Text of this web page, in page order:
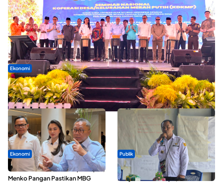
Ekonomi
Seminar di Ternate, Mendes Perkuat Sinergi Percepatan
Kopdes Merah Putih
Ekonomi
SPPG di Maluku Utara Dipercepat,
Menko Pangan Pastikan MBG
Publik
ABDESI Morotai Apresiasi
Penyaluran ADD Rp3,13 Miliar